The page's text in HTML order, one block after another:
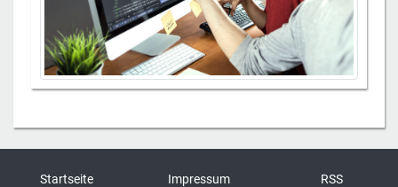
Startseite Impressum RSS